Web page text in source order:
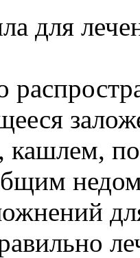
для
кашлем,